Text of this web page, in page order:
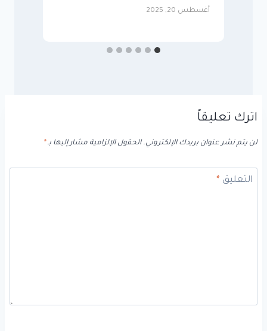
أغسطس 20, 2025
اترك تعليقاً
لن يتم نشر عنوان بريدك الإلكتروني. الحقول الإلزامية مشار إليها بـ*
التعليق*